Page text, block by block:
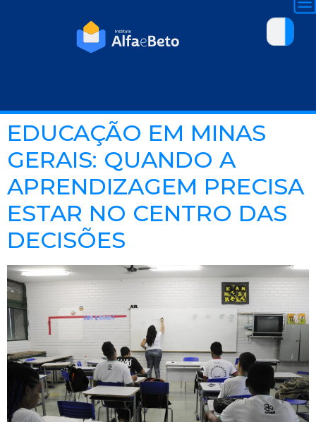
EDUCAÇÃO EM MINAS
GERAIS: QUANDO A
APRENDIZAGEM PRECISA
ESTAR NO CENTRO DAS
DECISÕES